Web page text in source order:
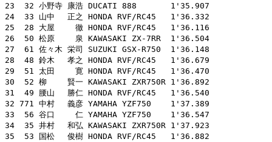
23  32 小野寺 康浩 DUCATI 888       1'35.907
24  33 山中　 正之 HONDA RVF/RC45   1'36.332
25  28 大屋　　 徹 HONDA RVF/RC45   1'36.116
26  50 松原　　 泉 KAWASAKI ZX-7RR  1'36.504
27  61 佐々木 栄司 SUZUKI GSX-R750  1'36.148
28  48 鈴木　 孝之 HONDA RVF/RC45   1'36.679
29  51 太田　　 寛 HONDA RVF/RC45   1'36.470
30  52 柳　　 賢一 KAWASAKI ZXR750R 1'36.892
31  49 腰山　 勝仁 HONDA RVF/RC45   1'36.540
32 771 中村　 義彦 YAMAHA YZF750    1'37.389
33  56 谷口　　 仁 YAMAHA YZF750    1'36.547
34  35 井村　 和弘 KAWASAKI ZXR750R 1'37.923
35  53 国松　 俊樹 HONDA RVF/RC45   1'36.882